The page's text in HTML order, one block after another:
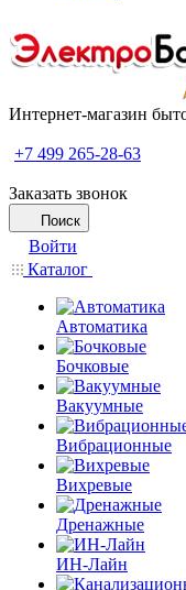
Интернет-магазин
+7 499 265-28-63
Заказать звонок
Поиск
Войти
Каталог
Автоматика
Бочковые
Вакуумные
Вибрационные
Вихревые
Дренажные
ИН-Лайн